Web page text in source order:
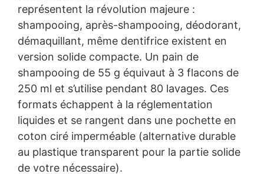
représentent la révolution majeure :
shampooing, après-shampooing, déodorant,
démaquillant, même dentifrice existent en
version solide compacte. Un pain de
shampooing de 55 g équivaut à 3 flacons de
250 ml et s’utilise pendant 80 lavages. Ces
formats échappent à la réglementation
liquides et se rangent dans une pochette en
coton ciré imperméable (alternative durable
au plastique transparent pour la partie solide
de votre nécessaire).